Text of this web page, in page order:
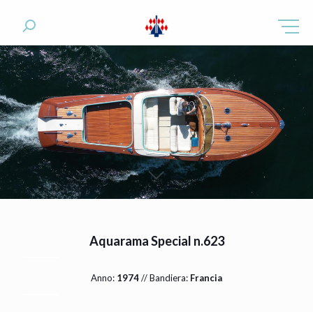
Aquarama Special n.623
Anno: 1974// Bandiera: Francia